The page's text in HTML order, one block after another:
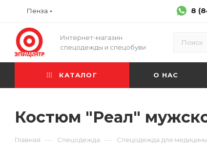
Пенза 8
Интернет-магазин
спецодежды и спецобуви
КАТАЛОГ О НАС
Костюм "Реал"
Главная — Спецодежда — Спецодежда для медицины